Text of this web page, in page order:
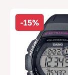
-15%